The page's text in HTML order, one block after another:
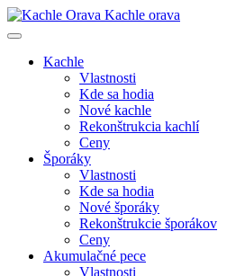
Kachle orava
Kachle
Vlastnosti
Kde sa hodia
Nové kachle
Rekonštrukcia kachlí
Ceny
Šporáky
Vlastnosti
Kde sa hodia
Nové šporáky
Rekonštrukcie šporákov
Ceny
Akumulačné pece
Vlastnosti